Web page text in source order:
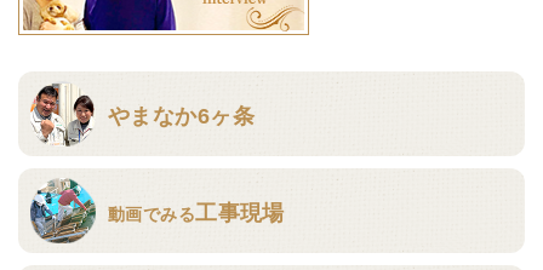
やまなか6ヶ条
動画でみる工事現場